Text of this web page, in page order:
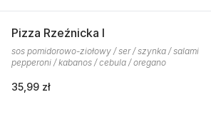
Pizza Rzeźnicka I
sos pomidorowo-ziołowy / ser / szynka / salami
pepperoni / kabanos / cebula / oregano
35,99 zł